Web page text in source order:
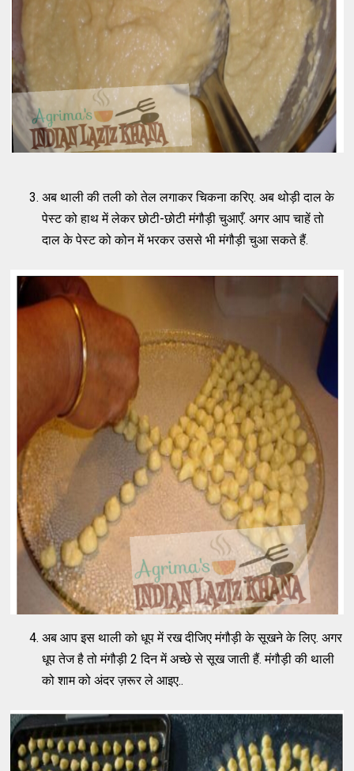
अब थाली की तली को तेल लगाकर चिकना करिए. अब थोड़ी दाल के
पेस्ट को हाथ में लेकर छोटी-छोटी मंगौड़ी चुआएँ. अगर आप चाहें तो
दाल के पेस्ट को कोन में भरकर उससे भी मंगौड़ी चुआ सकते हैं.
अब आप इस थाली को धूप में रख दीजिए मंगौड़ी के सूखने के लिए. अगर
धूप तेज है तो मंगौड़ी 2 दिन में अच्छे से सूख जाती हैं. मंगौड़ी की थाली
को शाम को अंदर ज़रूर ले आइए..